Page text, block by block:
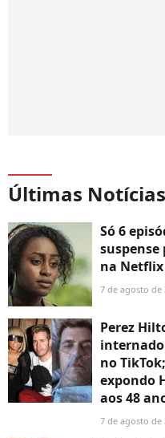
Últimas Notícias
Só 6
na Netflix
7 de agosto de
Perez
no
expondo
aos 48
7 de agosto de